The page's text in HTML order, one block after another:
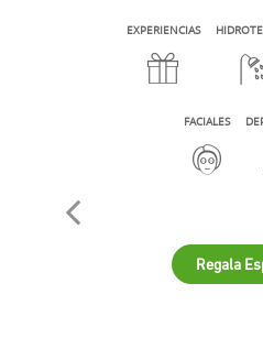
EXPERIENCIAS
FACIALES
Regala